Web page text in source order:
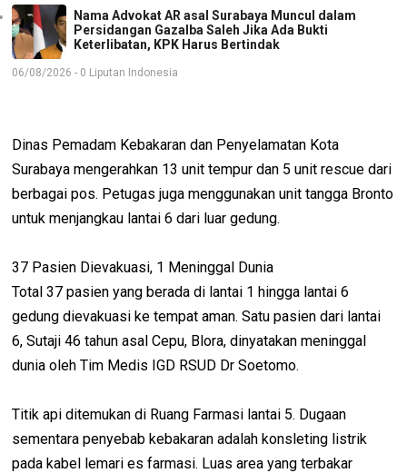
Nama Advokat AR asal Surabaya Muncul dalam
Persidangan Gazalba Saleh Jika Ada Bukti
Keterlibatan, KPK Harus Bertindak
06/08/2026 - 0 Liputan Indonesia
Dinas Pemadam Kebakaran dan Penyelamatan Kota
Surabaya mengerahkan 13 unit tempur dan 5 unit rescue dari
berbagai pos. Petugas juga menggunakan unit tangga Bronto
untuk menjangkau lantai 6 dari luar gedung.
37 Pasien Dievakuasi, 1 Meninggal Dunia
Total 37 pasien yang berada di lantai 1 hingga lantai 6
gedung dievakuasi ke tempat aman. Satu pasien dari lantai
6, Sutaji 46 tahun asal Cepu, Blora, dinyatakan meninggal
dunia oleh Tim Medis IGD RSUD Dr Soetomo.
Titik api ditemukan di Ruang Farmasi lantai 5. Dugaan
sementara penyebab kebakaran adalah konsleting listrik
pada kabel lemari es farmasi. Luas area yang terbakar